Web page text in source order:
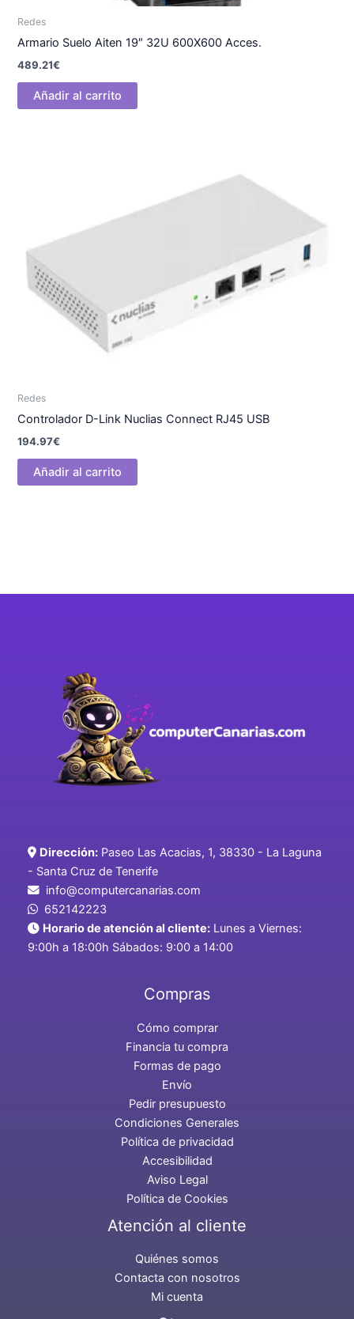
Redes
Armario Suelo Aiten 19″ 32U 600X600 Acces.
489.21€
Añadir al carrito
Redes
Controlador D-Link Nuclias Connect RJ45 USB
194.97€
Añadir al carrito
Dirección: Paseo Las Acacias, 1, 38330 - La Laguna
- Santa Cruz de Tenerife
info@computercanarias.com
652142223
Horario de atención al cliente: Lunes a Viernes:
9:00h a 18:00h Sábados: 9:00 a 14:00
Compras
Cómo comprar
Financia tu compra
Formas de pago
Envío
Pedir presupuesto
Condiciones Generales
Política de privacidad
Accesibilidad
Aviso Legal
Política de Cookies
Atención al cliente
Quiénes somos
Contacta con nosotros
Mi cuenta